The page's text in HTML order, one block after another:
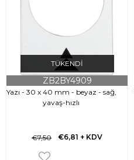
TÜKENDI
Yazı - 30 x 40 mm - beyaz - sağ,
yavaş-hızlı
ZB2BY4909
€6,81 + KDV
€7,50